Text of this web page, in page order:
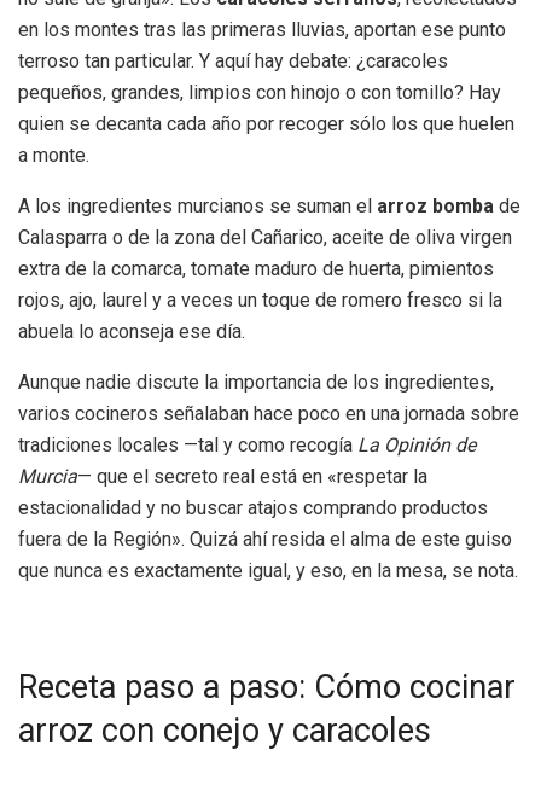
en los montes tras las primeras lluvias, aportan ese punto
terroso tan particular. Y aquí hay debate: ¿caracoles
pequeños, grandes, limpios con hinojo o con tomillo? Hay
quien se decanta cada año por recoger sólo los que huelen
a monte.
A los ingredientes murcianos se suman el arroz bomba de
Calasparra o de la zona del Cañarico, aceite de oliva virgen
extra de la comarca, tomate maduro de huerta, pimientos
rojos, ajo, laurel y a veces un toque de romero fresco si la
abuela lo aconseja ese día.
Aunque nadie discute la importancia de los ingredientes,
varios cocineros señalaban hace poco en una jornada sobre
tradiciones locales —tal y como recogía La Opinión de
Murcia— que el secreto real está en «respetar la
estacionalidad y no buscar atajos comprando productos
fuera de la Región». Quizá ahí resida el alma de este guiso
que nunca es exactamente igual, y eso, en la mesa, se nota.
Receta paso a paso: Cómo cocinar
arroz con conejo y caracoles